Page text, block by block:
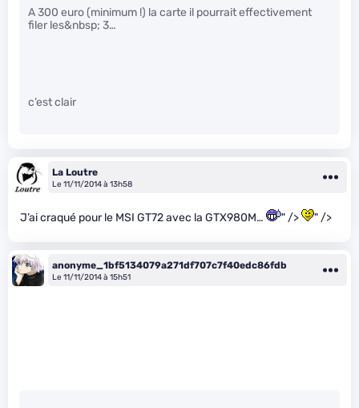
A 300 euro (minimum !) la carte il pourrait effectivement
filer les&nbsp; 3…
c’est clair
La Loutre
Le 11/11/2014 à 13h58
J’ai craqué pour le MSI GT72 avec la GTX980M… " /> " />
anonyme_1bf5134079a271df707c7f40edc86fdb
Le 11/11/2014 à 15h51